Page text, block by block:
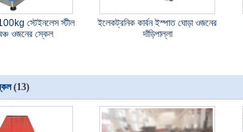
স্টেইনলেস স্টীল
ওজনের স্কেল
ইলেকট্রনিক কার্বন ইস্পাত ঘোড়া ওজনের
দাঁড়িপাল্লা
(13)